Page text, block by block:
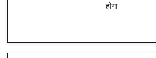
होगा